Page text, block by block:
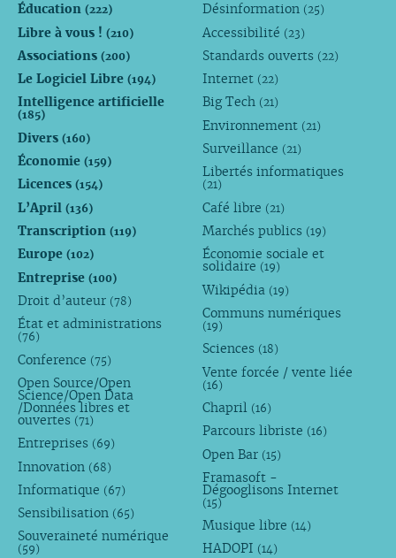
Éducation (222)
Libre à vous ! (210)
Associations (200)
Le Logiciel Libre (194)
Intelligence artificielle
(185)
Divers (160)
Économie (159)
Licences (154)
L’April (136)
Transcription (119)
Europe (102)
Entreprise (100)
Droit d’auteur (78)
État et administrations
(76)
Conference (75)
Open Source/Open
Science/Open Data
/Données libres et
ouvertes (71)
Entreprises (69)
Innovation (68)
Informatique (67)
Sensibilisation (65)
Souveraineté numérique
(59)
Désinformation (25)
Accessibilité (23)
Standards ouverts (22)
Internet (22)
Big Tech (21)
Environnement (21)
Surveillance (21)
Libertés informatiques
(21)
Café libre (21)
Marchés publics (19)
Économie sociale et
solidaire (19)
Wikipédia (19)
Communs numériques
(19)
Sciences (18)
Vente forcée / vente liée
(16)
Chapril (16)
Parcours libriste (16)
Open Bar (15)
Framasoft -
Dégooglisons Internet
(15)
Musique libre (14)
HADOPI (14)